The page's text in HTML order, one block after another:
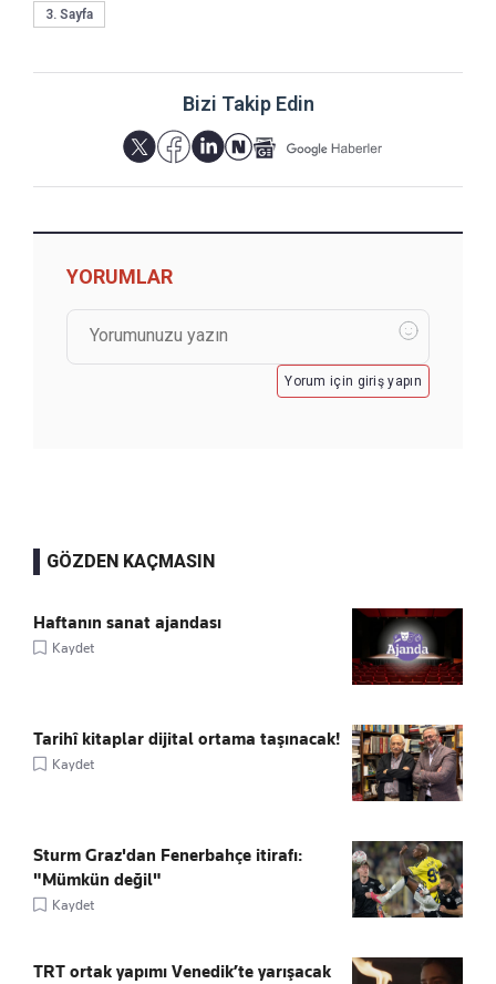
3. Sayfa
Bizi Takip Edin
YORUMLAR
Yorum için giriş yapın
GÖZDEN KAÇMASIN
Haftanın sanat ajandası
Kaydet
Tarihî kitaplar dijital ortama taşınacak!
Kaydet
Sturm Graz'dan Fenerbahçe itirafı:
"Mümkün değil"
Kaydet
TRT ortak yapımı Venedik’te yarışacak